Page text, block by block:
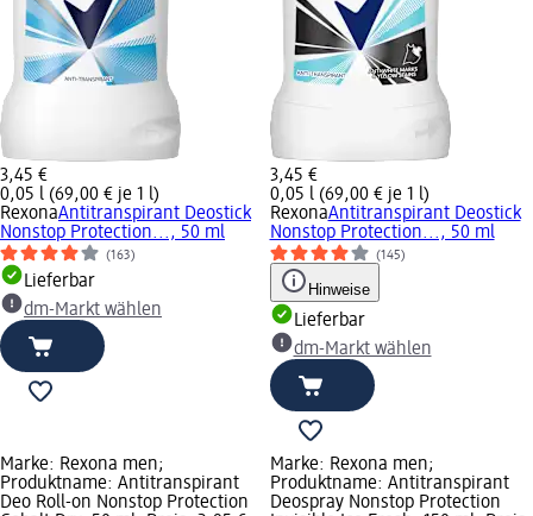
3,45 €
0,05 l (69,00 € je 1 l)
RexonaAntitranspirant Deostick
Nonstop Protection..., 50 ml
(163)
Lieferbar
dm-Markt wählen
3,45 €
0,05 l (69,00 € je 1 l)
RexonaAntitranspirant Deostick
Nonstop Protection..., 50 ml
(145)
Hinweise
Lieferbar
dm-Markt wählen
Marke: Rexona men;
Produktname: Antitranspirant
Deo Roll-on Nonstop Protection
Marke: Rexona men;
Produktname: Antitranspirant
Deospray Nonstop Protection